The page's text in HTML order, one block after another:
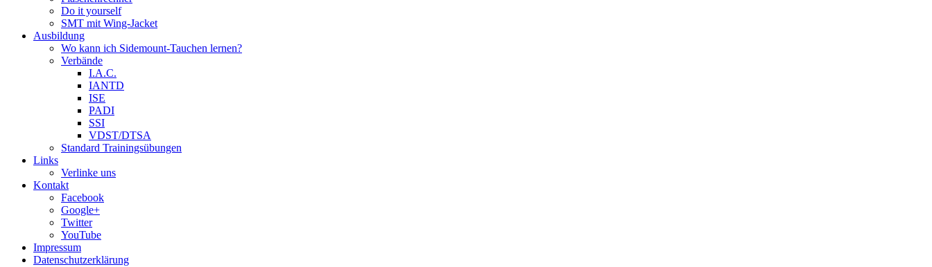
Do it yourself
SMT mit Wing-Jacket
Ausbildung
Wo kann ich Sidemount-Tauchen lernen?
Verbände
I.A.C.
IANTD
ISE
PADI
SSI
VDST/DTSA
Standard Trainingsübungen
Links
Verlinke uns
Kontakt
Facebook
Google+
Twitter
YouTube
Impressum
Datenschutzerklärung